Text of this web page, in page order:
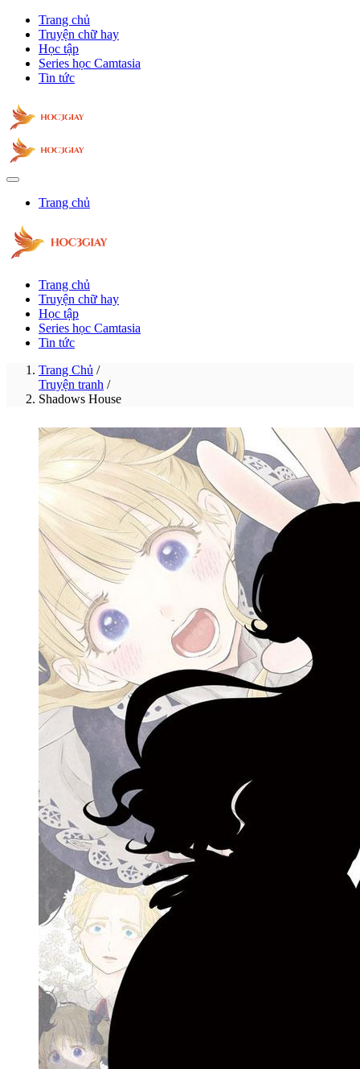
Trang chủ
Truyện chữ hay
Học tập
Series học Camtasia
Tin tức
Trang chủ
Trang chủ
Truyện chữ hay
Học tập
Series học Camtasia
Tin tức
Trang Chủ /
Truyện tranh /
Shadows House